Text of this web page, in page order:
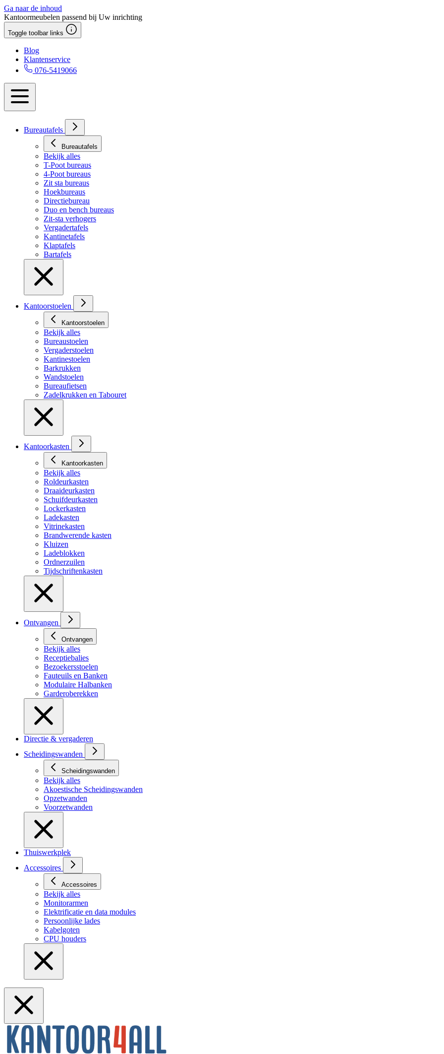
Ga naar de inhoud
Kantoormeubelen passend bij Uw inrichting
Toggle toolbar links
Blog
Klantenservice
076-5419066
Bureautafels
Bureautafels
Bekijk alles
T-Poot bureaus
4-Poot bureaus
Zit sta bureaus
Hoekbureaus
Directiebureau
Duo en bench bureaus
Zit-sta verhogers
Vergadertafels
Kantinetafels
Klaptafels
Bartafels
Kantoorstoelen
Kantoorstoelen
Bekijk alles
Bureaustoelen
Vergaderstoelen
Kantinestoelen
Barkrukken
Wandstoelen
Bureaufietsen
Zadelkrukken en Tabouret
Kantoorkasten
Kantoorkasten
Bekijk alles
Roldeurkasten
Draaideurkasten
Schuifdeurkasten
Lockerkasten
Ladekasten
Vitrinekasten
Brandwerende kasten
Kluizen
Ladeblokken
Ordnerzuilen
Tijdschriftenkasten
Ontvangen
Ontvangen
Bekijk alles
Receptiebalies
Bezoekersstoelen
Fauteuils en Banken
Modulaire Halbanken
Garderoberekken
Directie & vergaderen
Scheidingswanden
Scheidingswanden
Bekijk alles
Akoestische Scheidingswanden
Opzetwanden
Voorzetwanden
Thuiswerkplek
Accessoires
Accessoires
Bekijk alles
Monitorarmen
Elektrificatie en data modules
Persoonlijke lades
Kabelgoten
CPU houders